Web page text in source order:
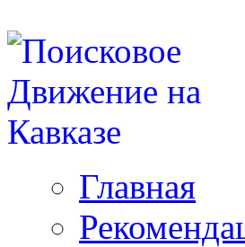
Главная